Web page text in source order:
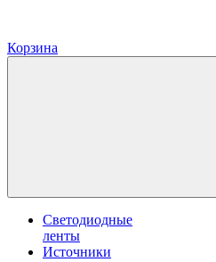
Корзина
Светодиодные
ленты
Источники